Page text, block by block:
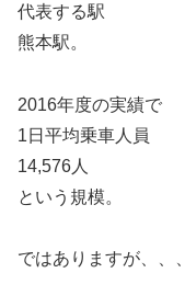
代表する駅
熊本駅。
2016年度の実績で
1日平均乗車人員
14,576人
という規模。
ではありますが、、、